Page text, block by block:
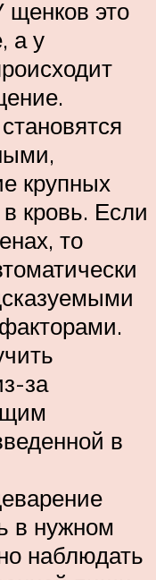
щенков это
а у
крупных
кровь. Если
то
за
в
в нужном
наблюдать